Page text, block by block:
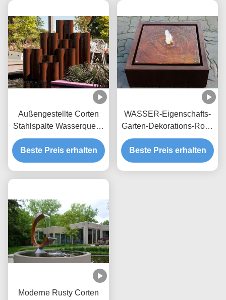
Außengestellte Corten
Stahlspalte Wasserquelle
für den Garten
Beste Preis erhalten
WASSER-Eigenschafts-
Garten-Dekorations-Rost-
Oberfläche
Metallzeitgenössische
Corten Stahl
Beste Preis erhalten
Moderne Rusty Corten